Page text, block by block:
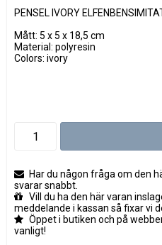
PENSEL IVORY
Mått: 5 x 5 x 18,5 cm
Material: polyresin
Colors: ivory
Har du någon fråga om den
svarar snabbt.
Vill du ha den här varan
meddelande i kassan så fixar vi
Öppet i butiken och på
vanligt!